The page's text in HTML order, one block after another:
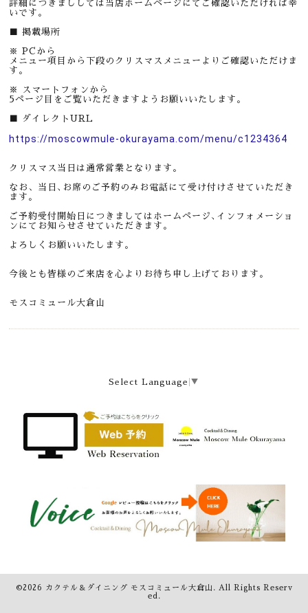
詳細につきまししては当店ホームページにてご確認いただければ幸
いです。
■ 掲載場所
※ PCから
メニュー項目から下段のクリスマスメニューよりご確認いただけま
す。
※ スマートフォンから
5ページ目をご覧いただきますようお願いいたします。
■ ダイレクトURL
https://moscowmule-okurayama.com/menu/c1234364
クリスマス当日は通常営業となります。
なお、当日､お席のご予約のみお電話にて受け付けさせていただき
ます。
ご予約受付開始日につきましてはホームページ､インフォメーショ
ンにてお知らせさせていただきます。
よろしくお願いいたします。
今後とも皆様のご来店を心よりお待ち申し上げております。
モスコミュール大倉山
Select Language ▼
©2026 カクテル＆ダイニング モスコミュール大倉山 . All Rights Reserv
ed.